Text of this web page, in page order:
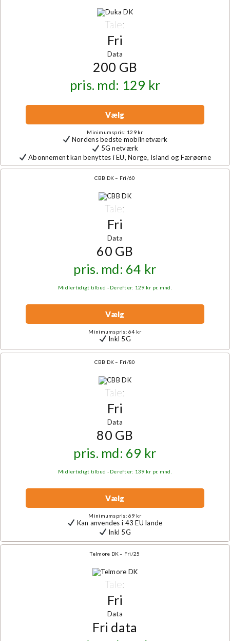
Tale:
Fri
Data
200 GB
pris. md: 129 kr
Vælg
Minimumspris: 129 kr
Nordens bedste mobilnetværk
5G netværk
Abonnement kan benyttes i EU, Norge, Island og Færøerne
CBB DK – Fri/60
Tale:
Fri
Data
60 GB
pris. md: 64 kr
Midlertidigt tilbud - Derefter: 129 kr pr. mnd.
Vælg
Minimumspris: 64 kr
Inkl 5G
CBB DK – Fri/80
Tale:
Fri
Data
80 GB
pris. md: 69 kr
Midlertidigt tilbud - Derefter: 139 kr pr. mnd.
Vælg
Minimumspris: 69 kr
Kan anvendes i 43 EU lande
Inkl 5G
Telmore DK – Fri/25
Tale:
Fri
Data
Fri data